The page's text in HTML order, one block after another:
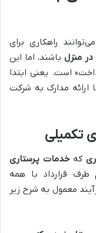
راهکاری برای
منزلباشند، اما این
است. یعنی ابتدا
ارائه مدارک به شرکت
تکمیلی
که خدمات پرستاری
طرف قرارداد با همه
معمول به شرح زیر